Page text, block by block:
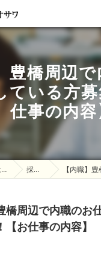
豊橋周辺
ている方
仕事の内容
豊橋の内職は株式会社オオサワ 採用ブログ 【内職】豊橋周辺で
橋周辺で内職のお
お仕事の内容】